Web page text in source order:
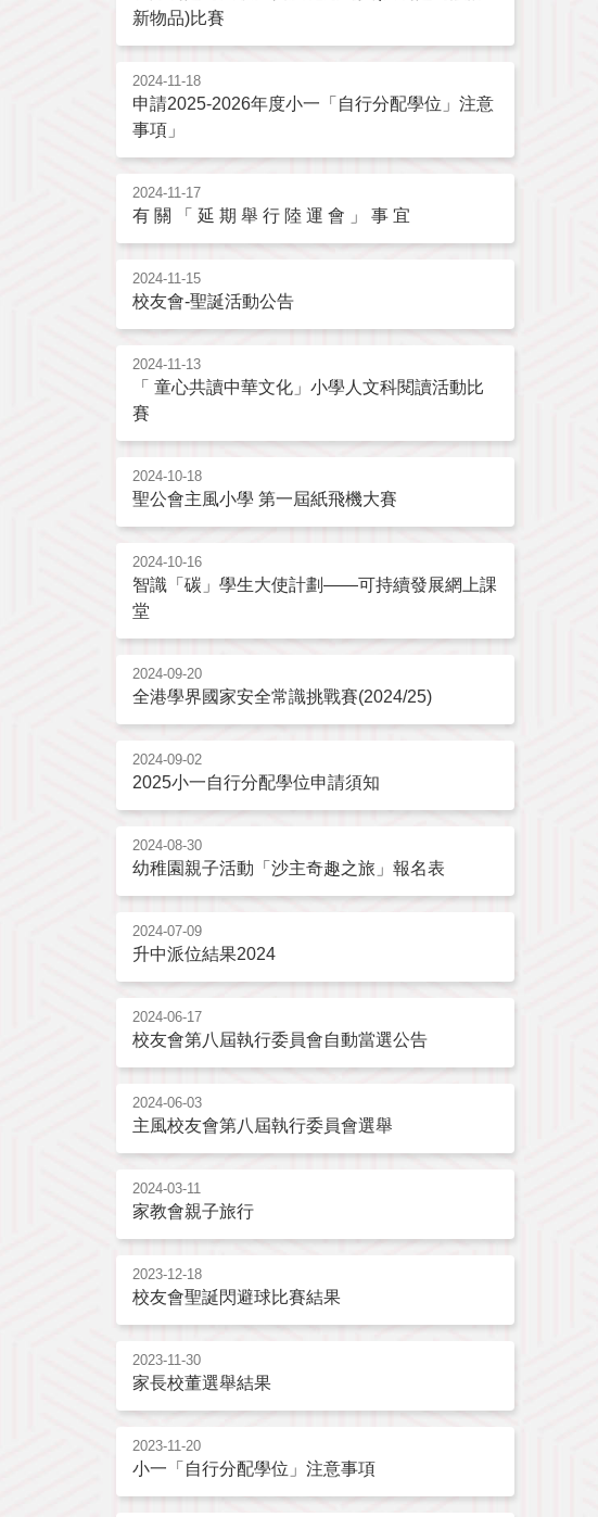
新物品)比賽
2024-11-18
申請2025-2026年度小一「自行分配學位」注意
事項」
2024-11-17
有 關 「 延 期 舉 行 陸 運 會 」 事 宜
2024-11-15
校友會-聖誕活動公告
2024-11-13
「 童心共讀中華文化」小學人文科閱讀活動比
賽
2024-10-18
聖公會主風小學 第一屆紙飛機大賽
2024-10-16
智識「碳」學生大使計劃——可持續發展網上課
堂
2024-09-20
全港學界國家安全常識挑戰賽(2024/25)
2024-09-02
2025小一自行分配學位申請須知
2024-08-30
幼稚園親子活動「沙主奇趣之旅」報名表
2024-07-09
升中派位結果2024
2024-06-17
校友會第八屆執行委員會自動當選公告
2024-06-03
主風校友會第八屆執行委員會選舉
2024-03-11
家教會親子旅行
2023-12-18
校友會聖誕閃避球比賽結果
2023-11-30
家長校董選舉結果
2023-11-20
小一「自行分配學位」注意事項